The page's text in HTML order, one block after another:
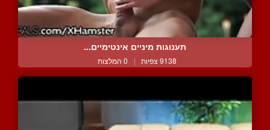
תענוגות מיניים אינטימיים...
9138 צפיות | 0 המלצות